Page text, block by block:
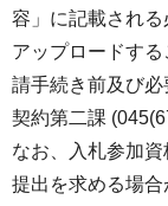
容」に記載され
アップロードす
請手続き前及び
契約第二課
なお、入札参加
提出を求める場合